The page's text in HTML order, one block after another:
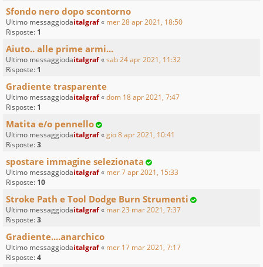
Sfondo nero dopo scontorno
Ultimo messaggiodaitalgraf« mer 28 apr 2021, 18:50
Risposte: 1
Aiuto.. alle prime armi...
Ultimo messaggiodaitalgraf«sab 24 apr 2021, 11:32
Risposte: 1
Gradiente trasparente
Ultimo messaggiodaitalgraf«dom 18 apr 2021, 7:47
Risposte: 1
Matita e/o pennello
Ultimo messaggiodaitalgraf«gio 8 apr 2021, 10:41
Risposte:3
spostare immagine selezionata
Ultimo messaggiodaitalgraf« mer 7 apr 2021, 15:33
Risposte: 10
Stroke Path e Tool Dodge Burn Strumenti
Ultimo messaggiodaitalgraf« mar 23 mar 2021, 7:37
Risposte:3
Gradiente....anarchico
Ultimo messaggiodaitalgraf« mer 17 mar 2021, 7:17
Risposte:4